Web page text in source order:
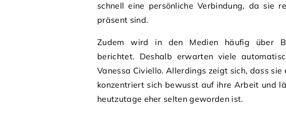
schnell eine persönliche Verbindung, da sie
präsent sind.
Zudem wird in den Medien häufig über
berichtet. Deshalb erwarten viele
Vanessa Civiello. Allerdings zeigt sich, dass
konzentriert sich bewusst auf ihre Arbeit und
heutzutage eher selten geworden ist.